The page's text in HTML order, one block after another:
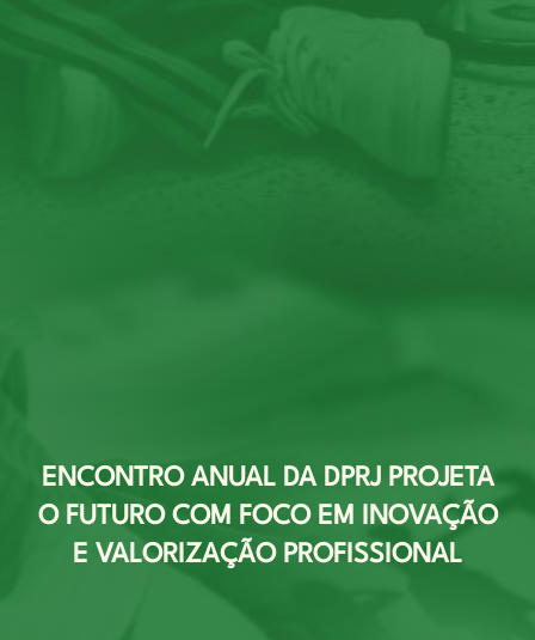
ENCONTRO ANUAL DA DPRJ PROJETA
O FUTURO COM FOCO EM INOVAÇÃO
E VALORIZAÇÃO PROFISSIONAL